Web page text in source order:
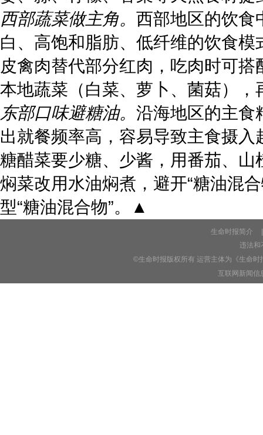
西部蔬菜做主角。 西部地区的饮食
白、高饱和脂肪、低纤维的饮食
皮禽肉替代部分红肉，吃肉时可
本地蔬菜（白菜、萝卜、菌菇）
东部口味避糖油。 沿海地区的主食
出就餐频率高，容易导致主食摄
糖醋菜要少糖、少酱，用番茄、
焖菜改用水油焖煮，避开“糖油混
型“糖油混合物”。▲
生命时报简介
违法和
©生命时报版权所有 运营主体为《生命
互联网新闻信